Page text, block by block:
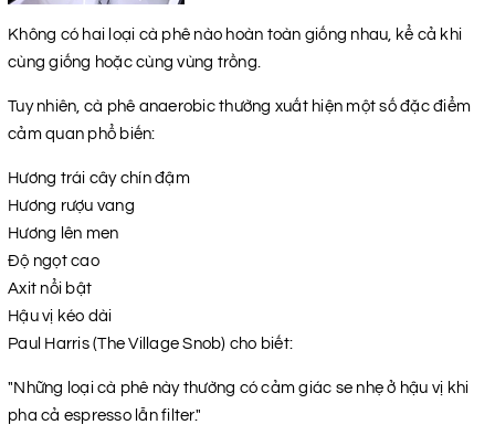
Không có hai loại cà phê nào hoàn toàn giống nhau, kể cả khi
cùng giống hoặc cùng vùng trồng.
Tuy nhiên, cà phê anaerobic thường xuất hiện một số đặc điểm
cảm quan phổ biến:
Hương trái cây chín đậm
Hương rượu vang
Hương lên men
Độ ngọt cao
Axit nổi bật
Hậu vị kéo dài
Paul Harris (The Village Snob) cho biết:
"Những loại cà phê này thường có cảm giác se nhẹ ở hậu vị khi
pha cả espresso lẫn filter."